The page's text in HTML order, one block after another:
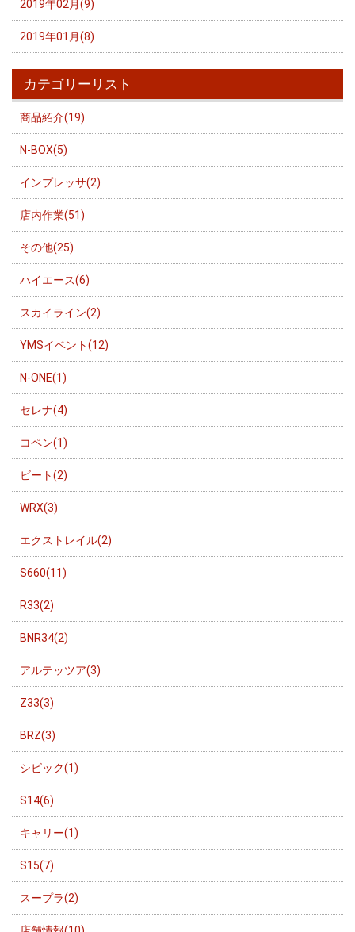
2019年02月(9)
2019年01月(8)
カテゴリーリスト
商品紹介(19)
N-BOX(5)
インプレッサ(2)
店内作業(51)
その他(25)
ハイエース(6)
スカイライン(2)
YMSイベント(12)
N-ONE(1)
セレナ(4)
コペン(1)
ビート(2)
WRX(3)
エクストレイル(2)
S660(11)
R33(2)
BNR34(2)
アルテッツア(3)
Z33(3)
BRZ(3)
シビック(1)
S14(6)
キャリー(1)
S15(7)
スープラ(2)